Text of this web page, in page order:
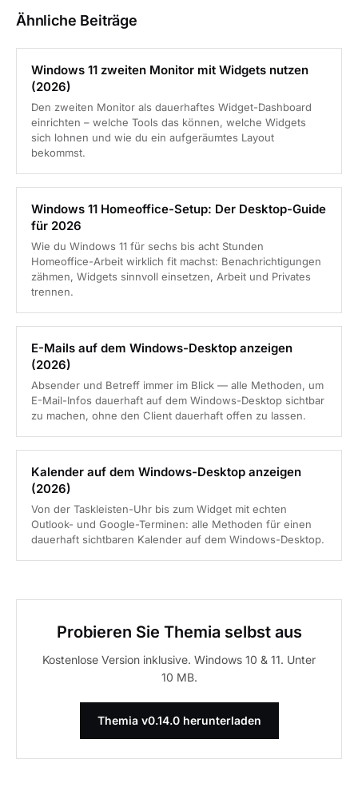
Ähnliche Beiträge
Windows 11 zweiten Monitor mit Widgets nutzen
(2026)
Den zweiten Monitor als dauerhaftes Widget-Dashboard
einrichten – welche Tools das können, welche Widgets
sich lohnen und wie du ein aufgeräumtes Layout
bekommst.
Windows 11 Homeoffice-Setup: Der Desktop-Guide
für 2026
Wie du Windows 11 für sechs bis acht Stunden
Homeoffice-Arbeit wirklich fit machst: Benachrichtigungen
zähmen, Widgets sinnvoll einsetzen, Arbeit und Privates
trennen.
E-Mails auf dem Windows-Desktop anzeigen
(2026)
Absender und Betreff immer im Blick — alle Methoden, um
E-Mail-Infos dauerhaft auf dem Windows-Desktop sichtbar
zu machen, ohne den Client dauerhaft offen zu lassen.
Kalender auf dem Windows-Desktop anzeigen
(2026)
Von der Taskleisten-Uhr bis zum Widget mit echten
Outlook- und Google-Terminen: alle Methoden für einen
dauerhaft sichtbaren Kalender auf dem Windows-Desktop.
Probieren Sie Themia selbst aus
Kostenlose Version inklusive. Windows 10 & 11. Unter
10 MB.
Themia v0.14.0 herunterladen